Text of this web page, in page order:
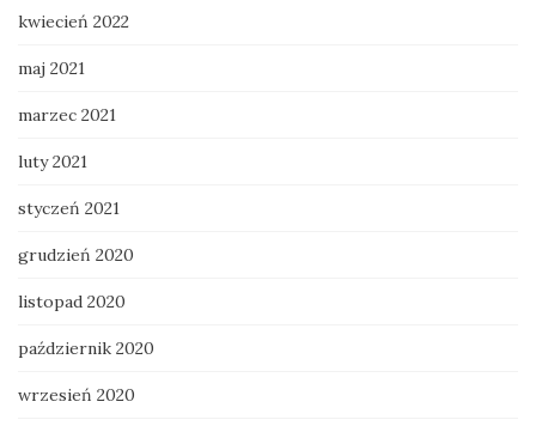
kwiecień 2022
maj 2021
marzec 2021
luty 2021
styczeń 2021
grudzień 2020
listopad 2020
październik 2020
wrzesień 2020